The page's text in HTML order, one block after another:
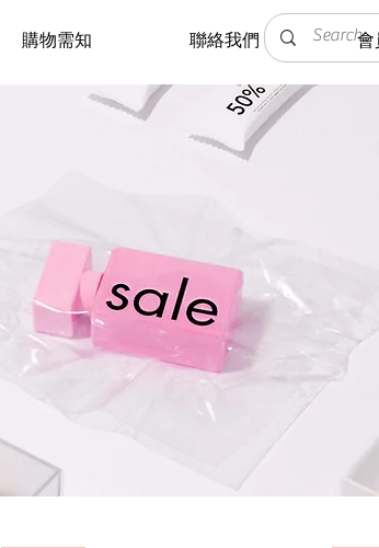
購物需知 聯絡我們 會